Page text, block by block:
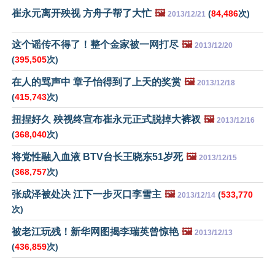
崔永元离开殃视 方舟子帮了大忙 🖼️ 2013/12/21 (84,486次)
这个谣传不得了！整个金家被一网打尽 🖼️ 2013/12/20
(395,505次)
在人的骂声中 章子怡得到了上天的奖赏 🖼️ 2013/12/18
(415,743次)
扭捏好久 殃视终宣布崔永元正式脱掉大裤衩 🖼️ 2013/12/16
(368,040次)
将党性融入血液 BTV台长王晓东51岁死 🖼️ 2013/12/15
(368,757次)
张成泽被处决 江下一步灭口李雪主 🖼️ 2013/12/14 (533,770
次)
被老江玩残！新华网图揭李瑞英曾惊艳 🖼️ 2013/12/13
(436,859次)